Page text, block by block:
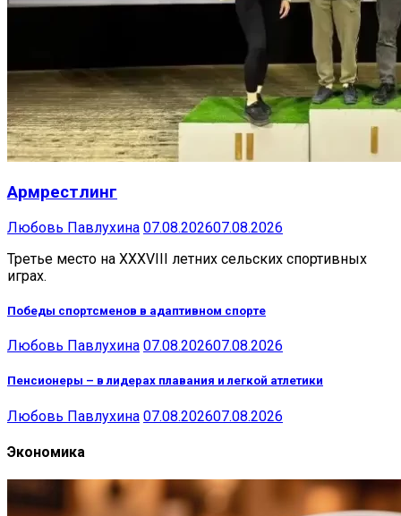
Армрестлинг
Любовь Павлухина 07.08.202607.08.2026
Третье место на XXXVIII летних сельских спортивных
играх.
Победы спортсменов в адаптивном спорте
Любовь Павлухина 07.08.202607.08.2026
Пенсионеры – в лидерах плавания и легкой атлетики
Любовь Павлухина 07.08.202607.08.2026
Экономика